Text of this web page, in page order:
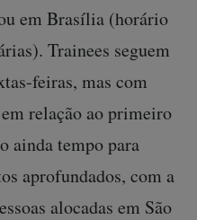
em Brasília (horário
Trainees seguem
feiras, mas com
relação ao primeiro
ainda tempo para
aprofundados, com a
alocadas em São